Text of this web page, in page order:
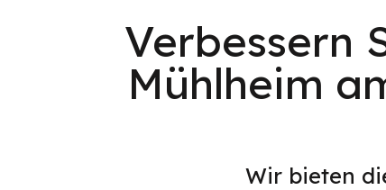
Verbessern
Mühlheim
Wir bieten